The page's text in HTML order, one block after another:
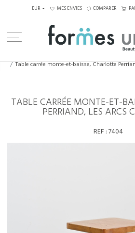
EUR MES ENVIES COMPARER
Table carrée monte-et-baisse, Charlotte
TABLE CARRÉE MONTE-ET-
PERRIAND, LES ARCS
REF :7404